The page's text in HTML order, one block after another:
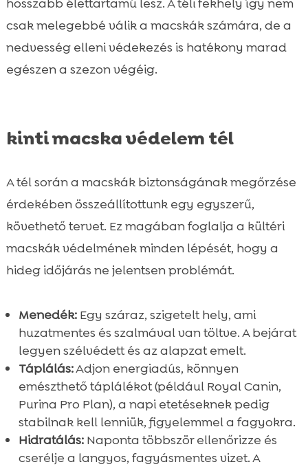
hosszabb élettartamú lesz. A téli fekhely így nem
csak melegebbé válik a macskák számára, de a
nedvesség elleni védekezés is hatékony marad
egészen a szezon végéig.
kinti macska védelem tél
A tél során a macskák biztonságának megőrzése
érdekében összeállítottunk egy egyszerű,
követhető tervet. Ez magában foglalja a kültéri
macskák védelmének minden lépését, hogy a
hideg időjárás ne jelentsen problémát.
Menedék:Egy száraz, szigetelt hely, ami
huzatmentes és szalmával van töltve. A bejárat
legyen szélvédett és az alapzat emelt.
Táplálás:Adjon energiadús, könnyen
emészthető táplálékot (például Royal Canin,
Purina Pro Plan), a napi etetéseknek pedig
stabilnak kell lenniük, figyelemmel a fagyokra.
Hidratálás:Naponta többször ellenőrizze és
cserélje a langyos, fagyásmentes vizet. A